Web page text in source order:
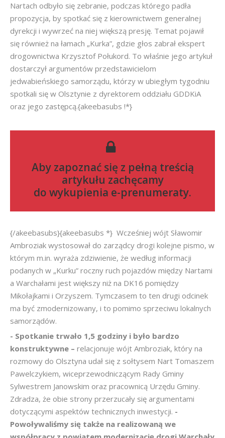
Nartach odbyło się zebranie, podczas którego padła
propozycja, by spotkać się z kierownictwem generalnej
dyrekcji i wywrzeć na niej większą presję. Temat pojawił
się również na łamach „Kurka”, gdzie głos zabrał ekspert
drogownictwa Krzysztof Połukord. To właśnie jego artykuł
dostarczył argumentów przedstawicielom
jedwabieńskiego samorządu, którzy w ubiegłym tygodniu
spotkali się w Olsztynie z dyrektorem oddziału GDDKiA
oraz jego zastępcą.{akeebasubs !*}
Aby zapoznać się z pełną treścią
artykułu zachęcamy
do wykupienia e-prenumeraty.
{/akeebasubs}{akeebasubs *} Wcześniej wójt Sławomir
Ambroziak wystosował do zarządcy drogi kolejne pismo, w
którym m.in. wyraża zdziwienie, że według informacji
podanych w „Kurku” roczny ruch pojazdów między Nartami
a Warchałami jest większy niż na DK16 pomiędzy
Mikołajkami i Orzyszem. Tymczasem to ten drugi odcinek
ma być zmodernizowany, i to pomimo sprzeciwu lokalnych
samorządów.
- Spotkanie trwało 1,5 godziny i było bardzo
konstruktywne – relacjonuje wójt Ambroziak, który na
rozmowy do Olsztyna udał się z sołtysem Nart Tomaszem
Pawelczykiem, wiceprzewodniczącym Rady Gminy
Sylwestrem Janowskim oraz pracownicą Urzędu Gminy.
Zdradza, że obie strony przerzucały się argumentami
dotyczącymi aspektów technicznych inwestycji. -
Powoływaliśmy się także na realizowaną we